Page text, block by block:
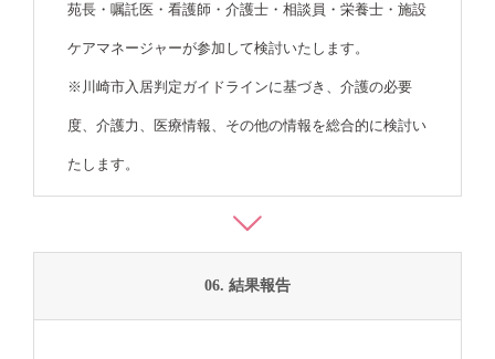
苑長・嘱託医・看護師・介護士・相談員・栄養士・施設
ケアマネージャーが参加して検討いたします。
※川崎市入居判定ガイドラインに基づき、介護の必要
度、介護力、医療情報、その他の情報を総合的に検討い
たします。
06. 結果報告